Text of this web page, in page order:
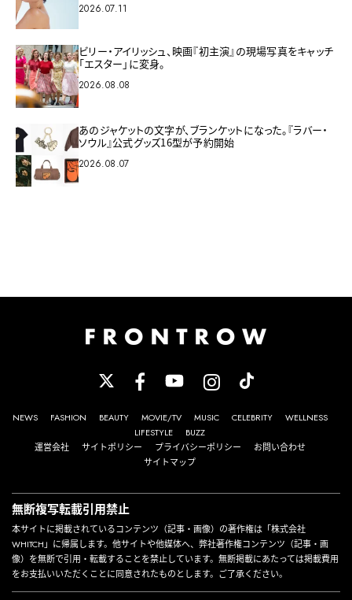
2026.07.11
ビリー・アイリッシュ、映画『初主演』の現場写真をキャッチ
「エスター」に変身。
2026.08.08
あのジャケットの文字が、ブランケットになった。『ラバー・
ソウル』公式グッズ16型が予約開始
2026.08.07
NEWS FASHION BEAUTY MOVIE/TV MUSIC CELEBRITY
WELLNESS
LIFESTYLE
BUZZ
運営会社
サイトポリシー プライバシーポリシー
お問い合わせ
サイトマップ
無断複写転載引用禁止
本サイトに掲載されているコンテンツ（記事・画像）の著作権は「株式会社
WHITCH」に帰属します。他サイトや他媒体へ、弊社著作権コンテンツ（記事・画
像）を無断で引用・転載することを禁止しています。無断掲載にあたっては掲載費用
をお支払いいただくことに同意されたものとします。ご了承ください。